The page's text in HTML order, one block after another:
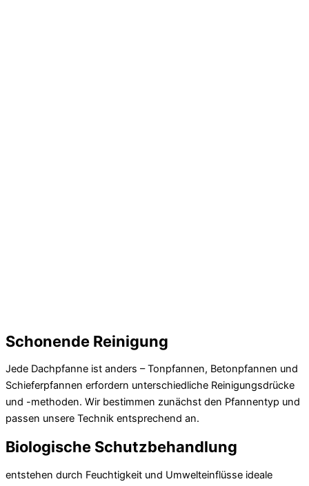
Schonende Reinigung
Jede Dachpfanne ist anders – Tonpfannen, Betonpfannen und
Schieferpfannen erfordern unterschiedliche Reinigungsdrücke
und -methoden. Wir bestimmen zunächst den Pfannentyp und
passen unsere Technik entsprechend an.
Biologische Schutzbehandlung
entstehen durch Feuchtigkeit und Umwelteinflüsse ideale